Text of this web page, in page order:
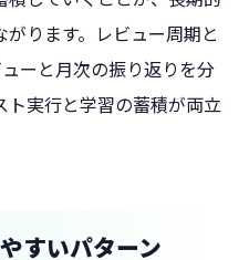
ります。レビュー周期と
ーと月次の振り返りを分
ト実行と学習の蓄積が両立
すいパターン